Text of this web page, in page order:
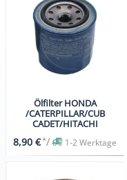
Ölfilter HONDA
/CATERPILLAR/CUB
CADET/HITACHI
8,90 €*/ 1-2 Werktage